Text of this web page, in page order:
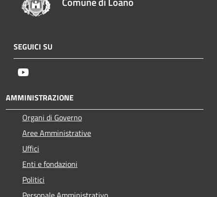
SEGUICI SU
AMMINISTRAZIONE
Organi di Governo
Aree Amministrative
Uffici
Enti e fondazioni
Politici